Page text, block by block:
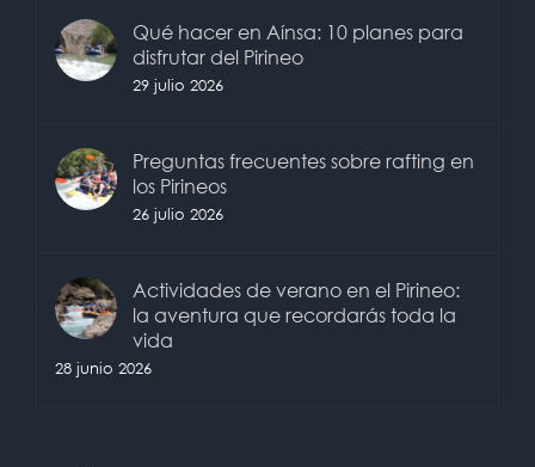
Qué hacer en Aínsa: 10 planes para
disfrutar del Pirineo
29 julio 2026
Preguntas frecuentes sobre rafting en
los Pirineos
26 julio 2026
Actividades de verano en el Pirineo:
la aventura que recordarás toda la
vida
28 junio 2026